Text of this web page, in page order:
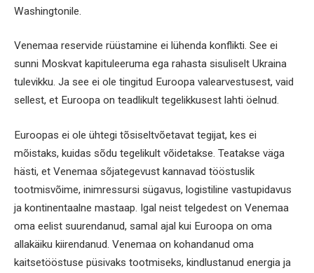
Washingtonile.
Venemaa reservide rüüstamine ei lühenda konflikti. See ei
sunni Moskvat kapituleeruma ega rahasta sisuliselt Ukraina
tulevikku. Ja see ei ole tingitud Euroopa valearvestusest, vaid
sellest, et Euroopa on teadlikult tegelikkusest lahti öelnud.
Euroopas ei ole ühtegi tõsiseltvõetavat tegijat, kes ei
mõistaks, kuidas sõdu tegelikult võidetakse. Teatakse väga
hästi, et Venemaa sõjategevust kannavad tööstuslik
tootmisvõime, inimressursi sügavus, logistiline vastupidavus
ja kontinentaalne mastaap. Igal neist telgedest on Venemaa
oma eelist suurendanud, samal ajal kui Euroopa on oma
allakäiku kiirendanud. Venemaa on kohandanud oma
kaitsetööstuse püsivaks tootmiseks, kindlustanud energia ja